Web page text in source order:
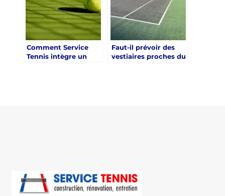
Comment Service
Tennis intègre un
Faut-il prévoir des
vestiaires proches du